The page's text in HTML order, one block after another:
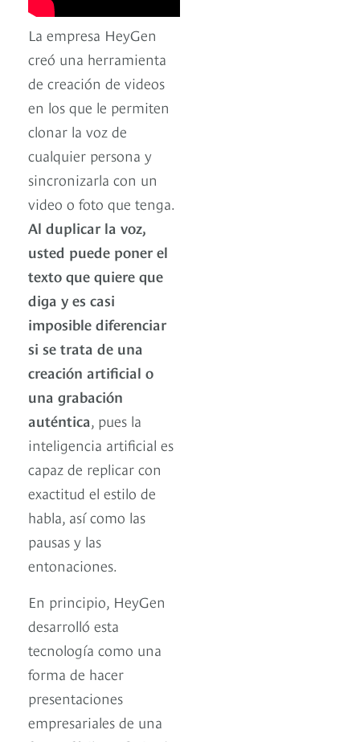
La empresa HeyGen
creó una herramienta
de creación de videos
en los que le permiten
clonar la voz de
cualquier persona y
sincronizarla con un
video o foto que tenga.
Al duplicar la voz,
usted puede poner el
texto que quiere que
diga y es casi
imposible diferenciar
si se trata de una
creación artificial o
una grabación
auténtica, pues la
inteligencia artificial es
capaz de replicar con
exactitud el estilo de
habla, así como las
pausas y las
entonaciones.
En principio, HeyGen
desarrolló esta
tecnología como una
forma de hacer
presentaciones
empresariales de una